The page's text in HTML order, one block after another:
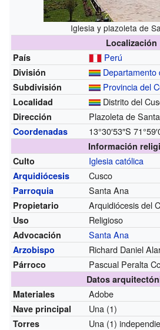
Iglesia y plazoleta de
Localización
País
Perú
División Departamento
Subdivisión Provincia del
Localidad Distrito del
Dirección Plazoleta de
Coordenadas 13°30′53″S
Información
Culto
Iglesia católica
Arquidiócesis Cusco
Parroquia Santa Ana
Propietario Arquidiócesis del
Uso Religioso
Advocación Santa Ana
Arzobispo Richard Daniel
Párroco Pascual Peralta
Datos
Materiales
Adobe
Nave principal Una (1)
Torres Una (1)